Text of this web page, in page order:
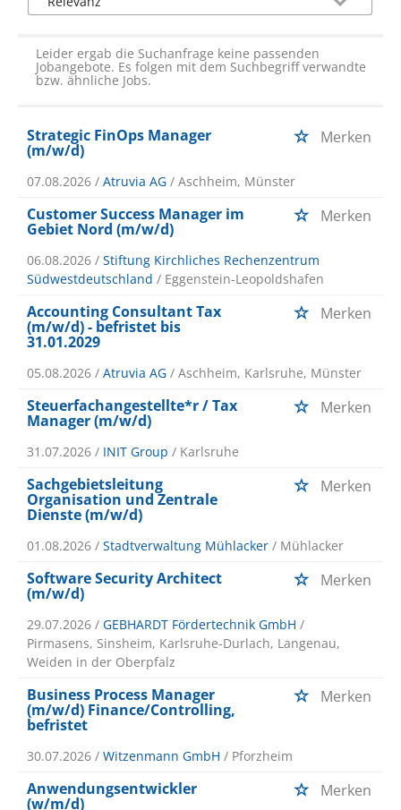
Leider ergab die Suchanfrage keine passenden
Jobangebote. Es folgen mit dem Suchbegriff verwandte
bzw. ähnliche Jobs.
Strategic FinOps Manager
(m/w/d)
Merken
07.08.2026 / Atruvia AG / Aschheim, Münster
Customer Success Manager im
Gebiet Nord (m/w/d)
Merken
06.08.2026 / Stiftung Kirchliches Rechenzentrum
Südwestdeutschland / Eggenstein-Leopoldshafen
Accounting Consultant Tax
(m/w/d) - befristet bis
31.01.2029
Merken
05.08.2026 / Atruvia AG / Aschheim, Karlsruhe, Münster
Steuerfachangestellte*r / Tax
Manager (m/w/d)
Merken
31.07.2026 / INIT Group / Karlsruhe
Sachgebietsleitung
Organisation und Zentrale
Dienste (m/w/d)
Merken
01.08.2026 / Stadtverwaltung Mühlacker / Mühlacker
Software Security Architect
(m/w/d)
Merken
29.07.2026 / GEBHARDT Fördertechnik GmbH /
Pirmasens, Sinsheim, Karlsruhe-Durlach, Langenau,
Weiden in der Oberpfalz
Business Process Manager
(m/w/d) Finance/Controlling,
befristet
Merken
30.07.2026 / Witzenmann GmbH / Pforzheim
Anwendungsentwickler
(w/m/d)
Merken